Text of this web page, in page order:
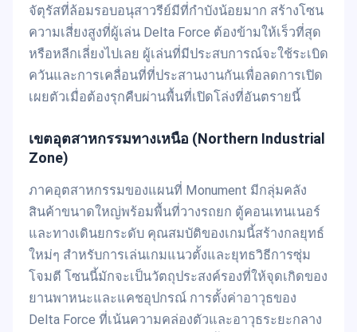
จัตุรัสที่ล้อมรอบอนุสาวรีย์มีที่กำบังน้อยมาก สร้างโซน
ความเสี่ยงสูงที่ผู้เล่น Delta Force ต้องข้ามให้เร็วที่สุด
หรือหลีกเลี่ยงไปเลย ผู้เล่นที่มีประสบการณ์จะใช้ระเบิด
ควันและการเคลื่อนที่ที่ประสานงานกันเพื่อลดการเปิด
เผยตัวเมื่อต้องรุกคืบผ่านพื้นที่เปิดโล่งที่อันตรายนี้
เขตอุตสาหกรรมทางเหนือ (Northern Industrial
Zone)
ภาคอุตสาหกรรมของแผนที่ Monument มีกลุ่มคลัง
สินค้าขนาดใหญ่พร้อมพื้นที่วางรถยก ตู้คอนเทนเนอร์
และทางเดินยกระดับ คุณสมบัติของเกมนี้สร้างกลยุทธ์
ใหม่ๆ สำหรับการเล่นเกมแนวตั้งและยุทธวิธีการซุ่ม
โจมตี โซนนี้มักจะเป็นวัตถุประสงค์รองที่ให้จุดเกิดของ
ยานพาหนะและแคชอุปกรณ์ การตั้งค่าอาวุธของ
Delta Force ที่เน้นความคล่องตัวและอาวุธระยะกลาง